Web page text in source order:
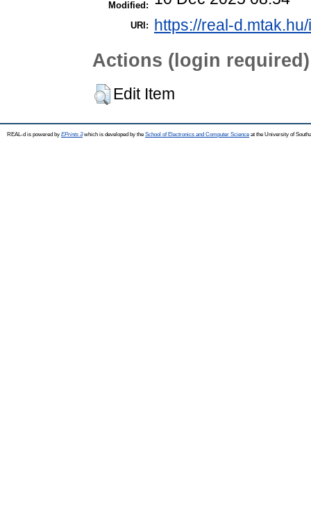
Modified:
URI: https://real-
Actions (login required)
Edit Item
REAL-d is powered by EPrints 3which is developed by the School of Electronics and Computer Science at the University of